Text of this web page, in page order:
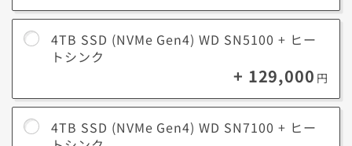
4TB SSD (NVMe Gen4) WD SN5100 + ヒー
トシンク
+ 129,000 円
4TB SSD (NVMe Gen4) WD SN7100 + ヒー